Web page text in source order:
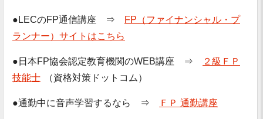
●LECのFP通信講座 ⇒
FP（ファイナンシャル・プ
ランナー）サイトはこちら
●日本FP協会認定教育機関のWEB講座 ⇒
２級ＦＰ
技能士
（資格対策ドットコム）
●通勤中に音声学習するなら ⇒ ＦＰ 通勤講座